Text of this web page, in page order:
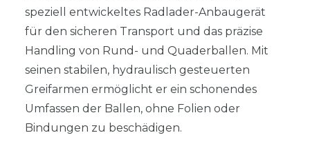
speziell entwickeltes Radlader-Anbaugerät
für den sicheren Transport und das präzise
Handling von Rund- und Quaderballen. Mit
seinen stabilen, hydraulisch gesteuerten
Greifarmen ermöglicht er ein schonendes
Umfassen der Ballen, ohne Folien oder
Bindungen zu beschädigen.